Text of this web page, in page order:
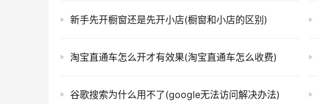
新手先开橱窗还是先开小店(橱窗和小店的区别)
淘宝直通车怎么开才有效果(淘宝直通车怎么收费)
谷歌搜索为什么用不了(google无法访问解决办法)